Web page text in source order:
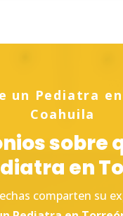
un Pediatra
Coahuila
sobre
en
Coahuila
comparten su